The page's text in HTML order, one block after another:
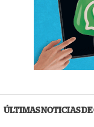
ÚLTIMAS NOTICIAS